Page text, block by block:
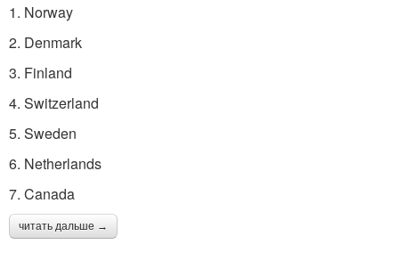
1. Norway
2. Denmark
3. Finland
4. Switzerland
5. Sweden
6. Netherlands
7. Canada
читать дальше →